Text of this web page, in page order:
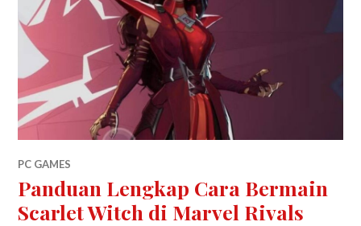
PC GAMES
Panduan Lengkap Cara Bermain
Scarlet Witch di Marvel Rivals